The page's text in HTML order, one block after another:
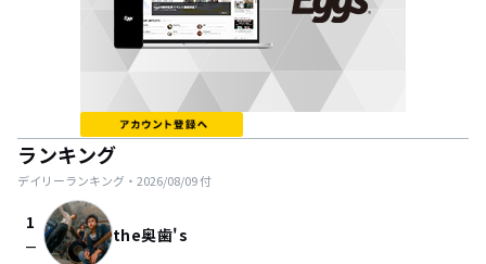
ランキング
デイリーランキング・ 2026/08/09付
1
check_indeterminate_small the奥歯's